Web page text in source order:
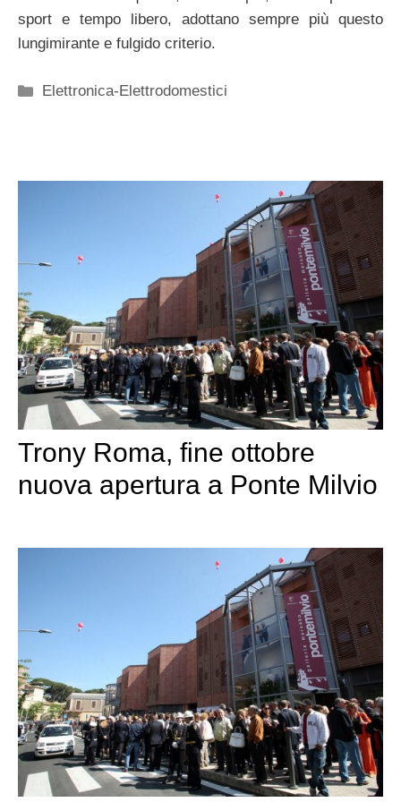
sport e tempo libero, adottano sempre più questo
lungimirante e fulgido criterio.
Categorie
Elettronica-Elettrodomestici
Trony Roma, fine ottobre
nuova apertura a Ponte Milvio